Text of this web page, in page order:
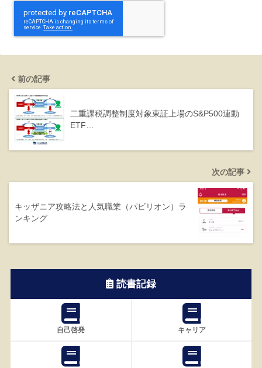
前の記事
二重課税調整制度対象東証上場のS&P500連動
ETF…
次の記事
キッザニア攻略法と人気職業（パビリオン）ラ
ンキング
読書記録
自己啓発 キャリア